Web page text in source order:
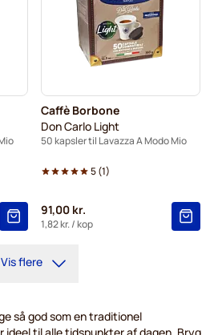
Caffè Borbone
Don Carlo Light
50 kapsler til Lavazza A Modo Mio
5(1)
91,00 kr.
1,82 kr./ kop
Vis flere
så god som en traditionel